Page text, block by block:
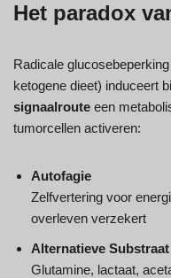
Het paradox
Radicale
ketogene dieet) induceert
signaalroute een
tumorcellen activeren:
Autofagie
Zelfvertering voor
overleven verzekert
Alternatieve Substraat
Glutamine, lactaat,